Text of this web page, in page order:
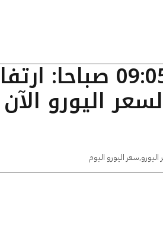
تحديث 09:05
اليورو
,سعر اليورو اليوم